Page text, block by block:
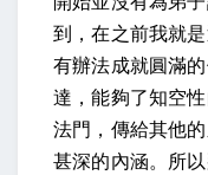
到，在之前我就
有辦法成就圓滿
達，能夠了知空
法門，傳給其他
甚深的內涵。所